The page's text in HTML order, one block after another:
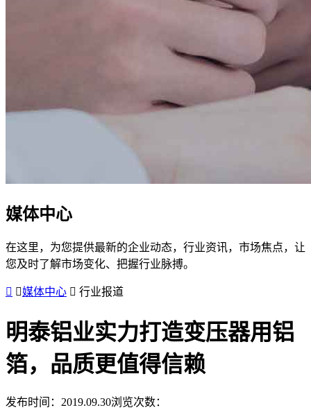
媒体中心
在这里，为您提供最新的企业动态，行业资讯，市场焦点，让
您及时了解市场变化、把握行业脉搏。
媒体中心 行业报道
明泰铝业实力打造变压器用铝
箔，品质更值得信赖
发布时间：2019.09.30浏览次数：